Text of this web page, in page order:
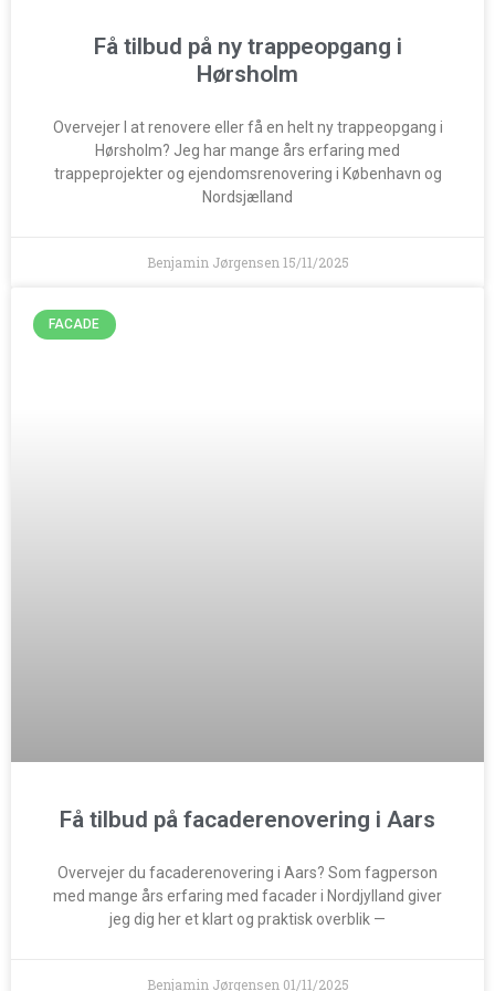
Få tilbud på ny trappeopgang i
Hørsholm
Overvejer I at renovere eller få en helt ny trappeopgang i
Hørsholm? Jeg har mange års erfaring med
trappeprojekter og ejendomsrenovering i København og
Nordsjælland
Benjamin Jørgensen 15/11/2025
FACADE
Få tilbud på facaderenovering i Aars
Overvejer du facaderenovering i Aars? Som fagperson
med mange års erfaring med facader i Nordjylland giver
jeg dig her et klart og praktisk overblik —
Benjamin Jørgensen 01/11/2025